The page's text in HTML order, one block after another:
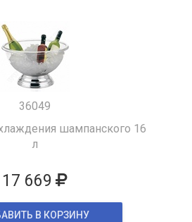
36049
шампанского 16
л
17 669
В КОРЗИНУ